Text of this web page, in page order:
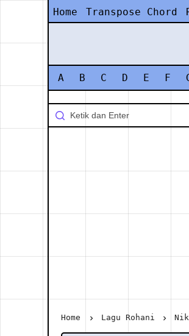
Home Transpose Chord
A B C D E F
Home Lagu Rohani